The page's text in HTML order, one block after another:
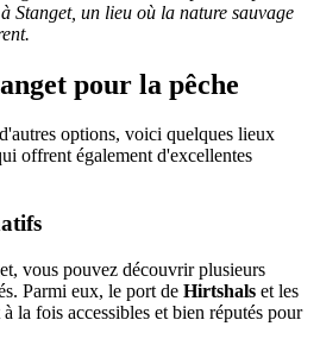
Stanget, un lieu où la nature sauvage
pour la pêche
options, voici quelques lieux
offrent également d'excellentes
vous pouvez découvrir plusieurs
Parmi eux, le port de Hirtshals et les
la fois accessibles et bien réputés pour